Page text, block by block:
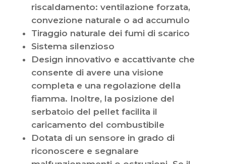
riscaldamento: ventilazione forzata,
convezione naturale o ad accumulo
Tiraggio naturale dei fumi di scarico
Sistema silenzioso
Design innovativo e accattivante che
consente di avere una visione
completa e una regolazione della
fiamma. Inoltre, la posizione del
serbatoio del pellet facilita il
caricamento del combustibile
Dotata di un sensore in grado di
riconoscere e segnalare